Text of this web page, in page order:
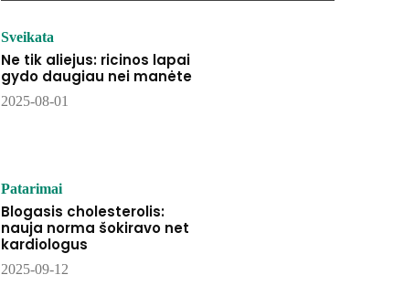
Sveikata
Ne tik aliejus: ricinos lapai
gydo daugiau nei manėte
2025-08-01
Patarimai
Blogasis cholesterolis:
nauja norma šokiravo net
kardiologus
2025-09-12